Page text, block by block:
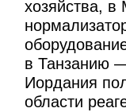
хозяйства,
в Танзанию
Иордания
области